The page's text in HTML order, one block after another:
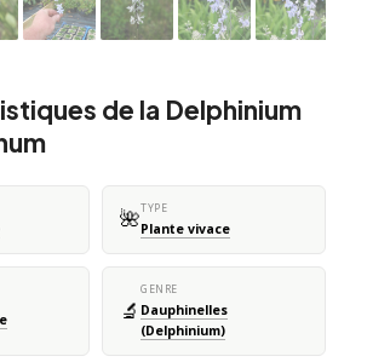
de la Delphinium
🌺TYPE
Plante vivace
🔬
GENRE
Dauphinelles
(Delphinium)